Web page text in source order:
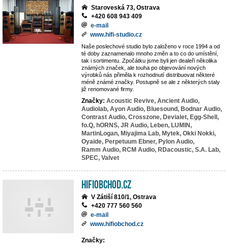
Staroveská 73, Ostrava
+420 608 943 409
e-mail
www.hifi-studio.cz
Naše poslechové studio bylo založeno v roce 1994 a od
té doby zaznamenalo mnoho změn a to co do umístění,
tak i sortimentu. Zpočátku jsme byli jen dealeři několika
známých značek, ale touha po objevování nových
výrobků nás přiměla k rozhodnutí distribuovat některé
méně známé značky. Postupně se ale z některých staly
již renomované firmy.
Značky: Acoustic Revive, Ancient Audio,
Audiolab, Ayon Audio, Bluesound, Bodnar Audio,
Contrast Audio, Crosszone, Devialet, Egg-Shell,
fo.Q, hORNS, JR Audio, Leben, LUMIN,
MartinLogan, Miyajima Lab, Mytek, Okki Nokki,
Oyaide, Perpetuum Ebner, Pylon Audio,
Ramm Audio, RCM Audio, RDacoustic, S.A. Lab,
SPEC, Valvet
HiFiobchod.cz
V Zátiší 810/1, Ostrava
+420 777 560 560
e-mail
www.hifiobchod.cz
Značky: